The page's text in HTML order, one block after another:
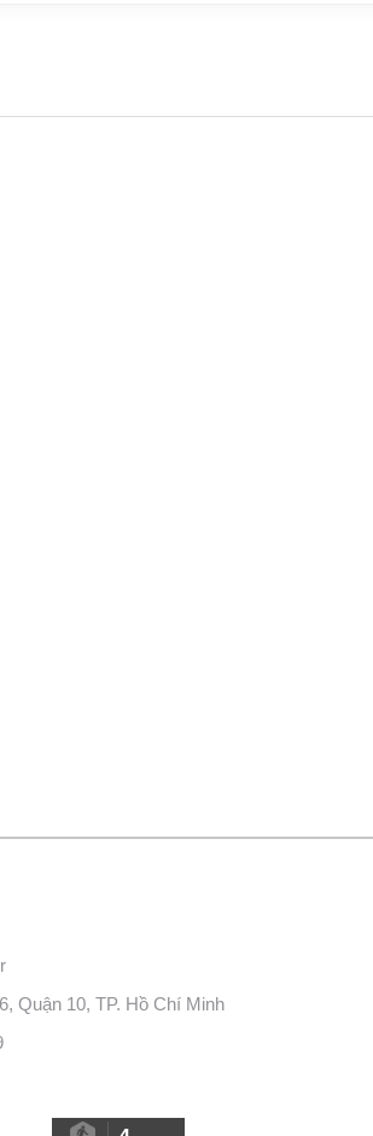
Quận 10, TP. Hồ Chí Minh